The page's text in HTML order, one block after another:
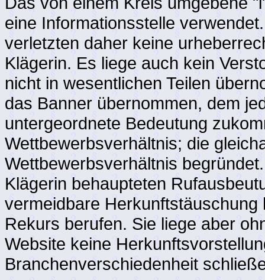
eine Informationsstelle
verletzten daher keine
Klägerin. Es liege auch kein
nicht in wesentlichen Teilen
das Banner übernommen, dem
untergeordnete Bedeutung
Wettbewerbsverhältnis; die
Wettbewerbsverhältnis
Klägerin behaupteten
vermeidbare
Rekurs berufen. Sie liege aber
Website keine
Branchenverschiedenheit